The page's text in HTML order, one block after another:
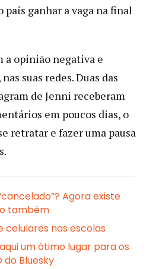
ganhar a vaga na final
a opinião negativa e
suas redes. Duas das
de Jenni receberam
em poucos dias, o
retratar e fazer uma pausa
Agora existe
também
celulares nas escolas
um ótimo lugar para os
do Bluesky